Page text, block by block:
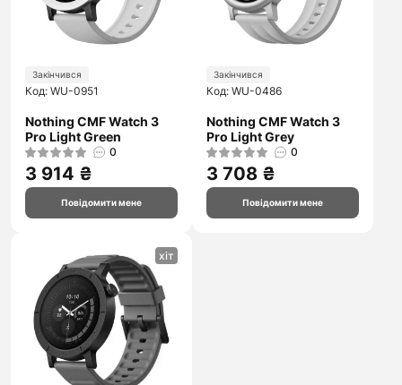
Закінчився
Код: WU-0951
Nothing CMF Watch 3
Pro Light Green
0
3 914 ₴
Повідомити мене
Закінчився
Код: WU-0486
Nothing CMF Watch 3
Pro Light Grey
0
3 708 ₴
Повідомити мене
хіт